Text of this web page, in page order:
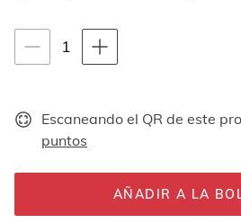
abajo
por
de
Instrucciones de navegación por teclado
1
unidades
Escaneando el QR de este
puntos
AÑADIR A LA